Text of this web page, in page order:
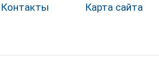
Контакты Карта сайта